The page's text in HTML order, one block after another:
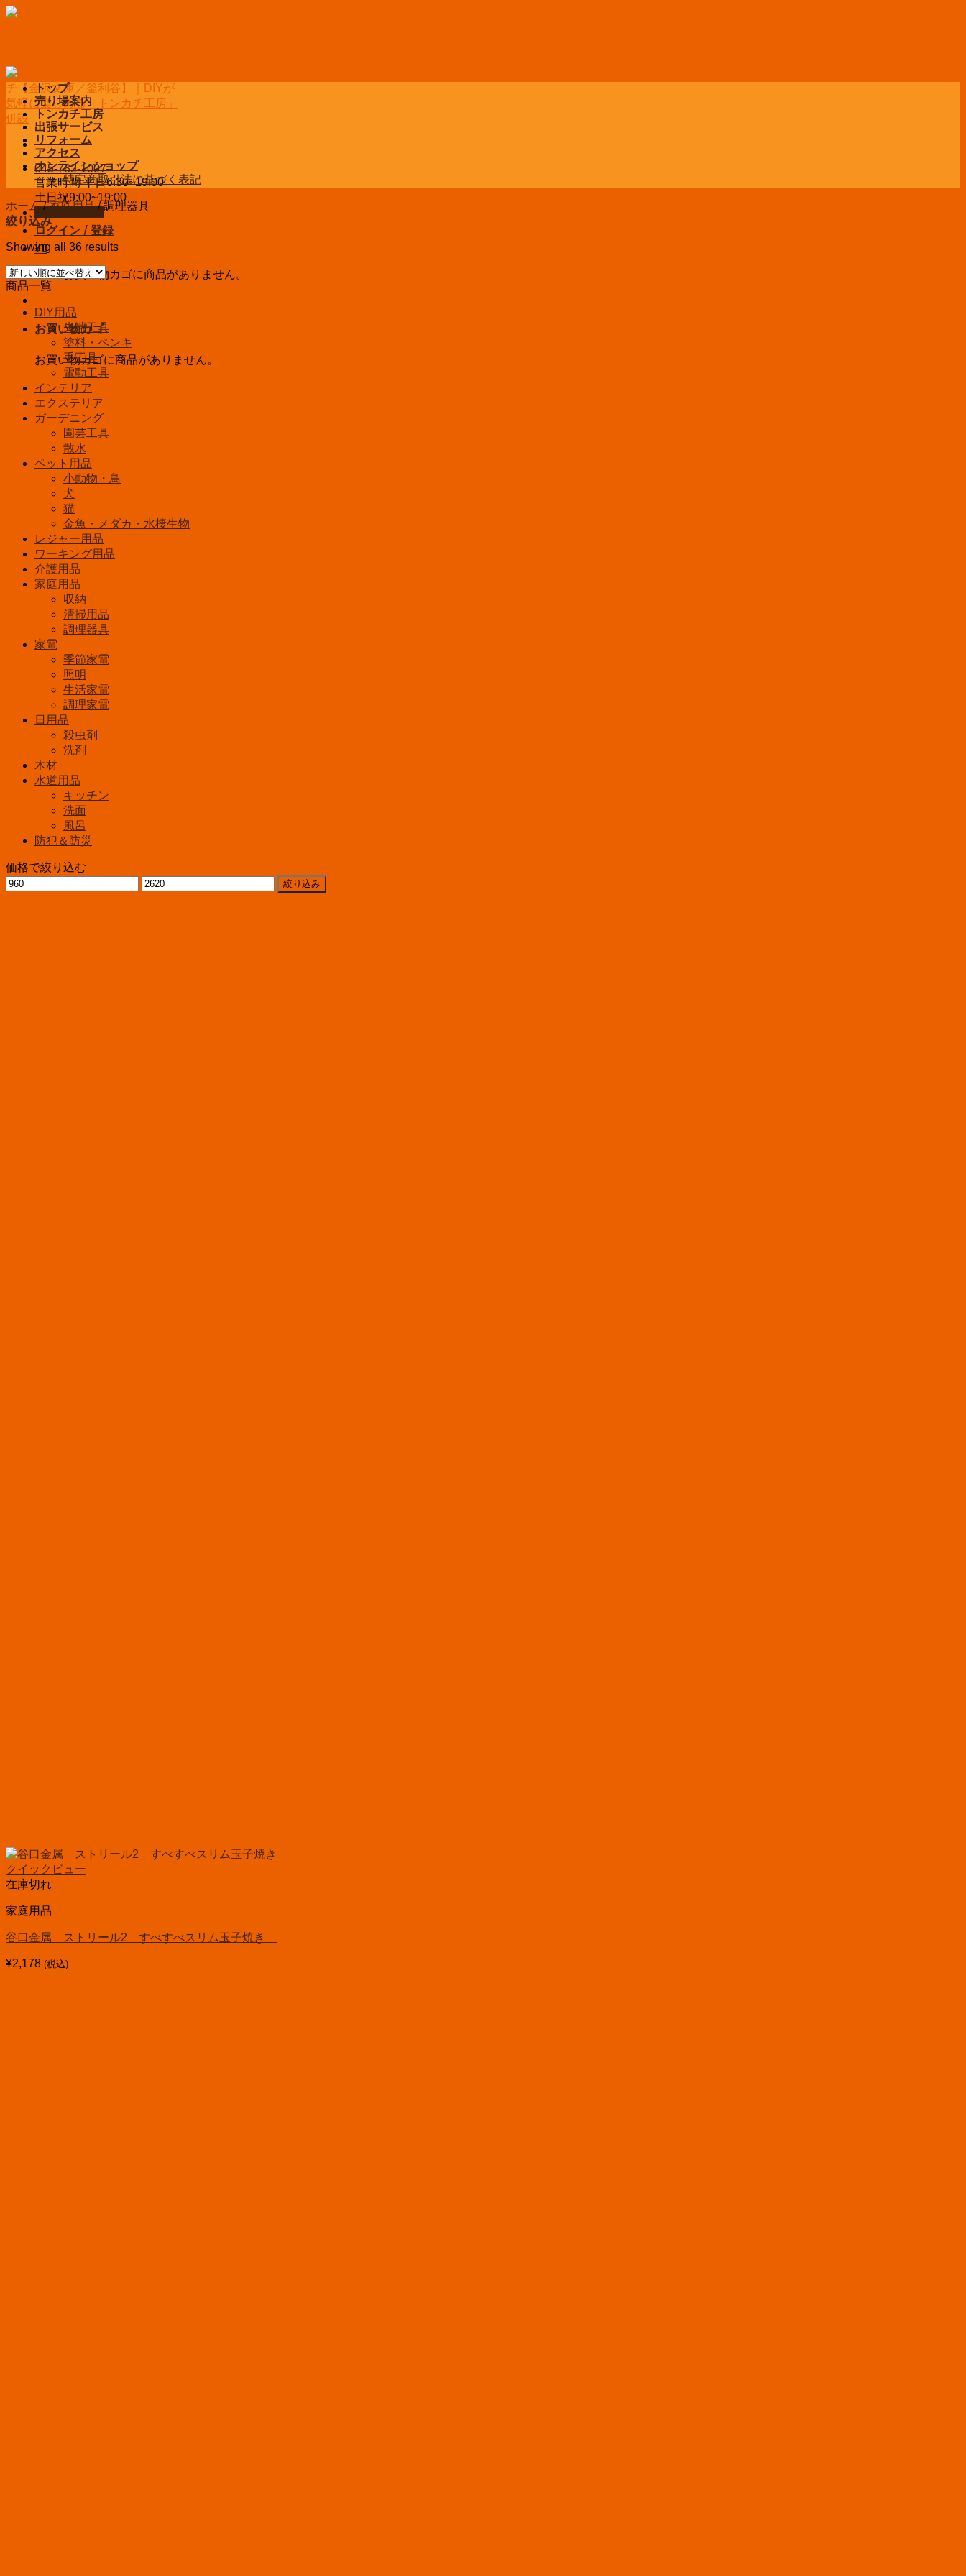
Skip
045-782-1007
営業時間 平日6:30~19:00
土日祝9:00~19:00
お問い合わせ
ログイン / 登録
¥0
お買い物カゴに商品がありません。
お買い物カゴ
お買い物カゴに商品がありません。
トップ
売り場案内
トンカチ工房
出張サービス
リフォーム
アクセス
オンラインショップ
特定商取引法に基づく表記
ホーム / 家庭用品 /調理器具
絞り込み
Showing all 36 results
商品一覧
DIY用品
先端工具
塗料・ペンキ
手工具
電動工具
インテリア
エクステリア
ガーデニング
園芸工具
散水
ペット用品
小動物・鳥
犬
猫
金魚・メダカ・水棲生物
レジャー用品
ワーキング用品
介護用品
家庭用品
収納
清掃用品
調理器具
家電
季節家電
照明
生活家電
調理家電
日用品
殺虫剤
洗剤
木材
水道用品
キッチン
洗面
風呂
防犯＆防災
価格で絞り込む
最
最
絞り込み
クイックビュー
在庫切れ
家庭用品
谷口金属 ストリール2 すべすべスリム玉子焼き
¥2,178 (税込)